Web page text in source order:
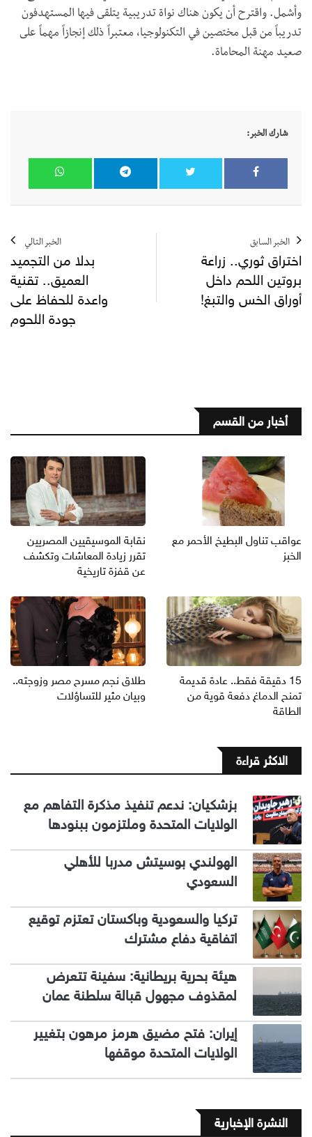
وأشمل. واقترح أن يكون هناك نواة تدريبية يتلقى فيها المستهدفون
تدريباً من قبل مختصين في التكنولوجيا، معتبراً ذلك إنجازاً مهماً على
صعيد مهنة المحاماة.
شارك الخبر:
الخبر السابق
اختراق ثوري.. زراعة
بروتين اللحم داخل
أوراق الخس والتبغ!
الخبر التالي
بدلا من التجميد
العميق.. تقنية
واعدة للحفاظ على
جودة اللحوم
أخبار من القسم
عواقب تناول البطيخ الأحمر مع
الخبز
نقابة الموسيقيين المصريين
تقرر زيادة المعاشات وتكشف
عن قفزة تاريخية
15 دقيقة فقط.. عادة قديمة
تمنح الدماغ دفعة قوية من
الطاقة
طلاق نجم مسرح مصر وزوجته..
وبيان مثير للتساؤلات
الاكثر قراءة
بزشكيان: ندعم تنفيذ مذكرة التفاهم مع
الولايات المتحدة وملتزمون ببنودها
الهولندي بوسيتش مدربا للأهلي
السعودي
تركيا والسعودية وباكستان تعتزم توقيع
اتفاقية دفاع مشترك
هيئة بحرية بريطانية: سفينة تتعرض
لمقذوف مجهول قبالة سلطنة عمان
إيران: فتح مضيق هرمز مرهون بتغيير
الولايات المتحدة موقفها
النشرة الإخبارية